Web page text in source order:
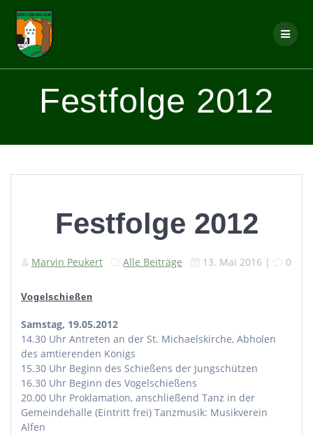
Festfolge 2012
Festfolge 2012
Marvin Peukert Alle Beiträge 13. Mai 2016 | 0
Vogelschießen
Samstag, 19.05.2012
14.30 Uhr Antreten an der St. Michaelskirche, Abholen
des amtierenden Königs
15.30 Uhr Beginn des Schießens der Jungschützen
16.30 Uhr Beginn des Vogelschießens
20.00 Uhr Proklamation, anschließend Tanz in der
Gemeindehalle (Eintritt frei) Tanzmusik: Musikverein
Alfen